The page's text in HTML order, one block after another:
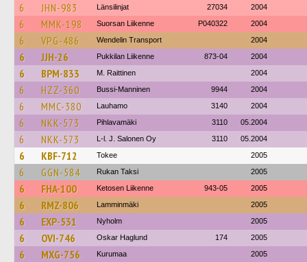
6 JHN-983 Länsilinjat 27034 2004
6 MMK-198 Suorsan Liikenne P040322 2004
6 VPG-486 Wendelin Transport 2004
6 JJH-26 Pukkilan Liikenne 873-04 2004
6 BPM-833 M. Raittinen 2004
6 HZZ-360 Bussi-Manninen 9944 2004
6 MMC-380 Lauhamo 3140 2004
6 NKK-573 Pihlavamäki 3110 05.2004
6 NKK-573 L-l. J. Salonen Oy 3110 05.2004
6 KBF-712 Tokee 2005
6 GGN-584 Rukan Taksi 2005
6 FHA-100 Ketosen Liikenne 943-05 2005
6 RMZ-806 Lamminmäki 2005
6 EXP-531 Nyholm 2005
6 OVI-746 Oskar Haglund 174 2005
6 MXG-756 Kurumaa 2005